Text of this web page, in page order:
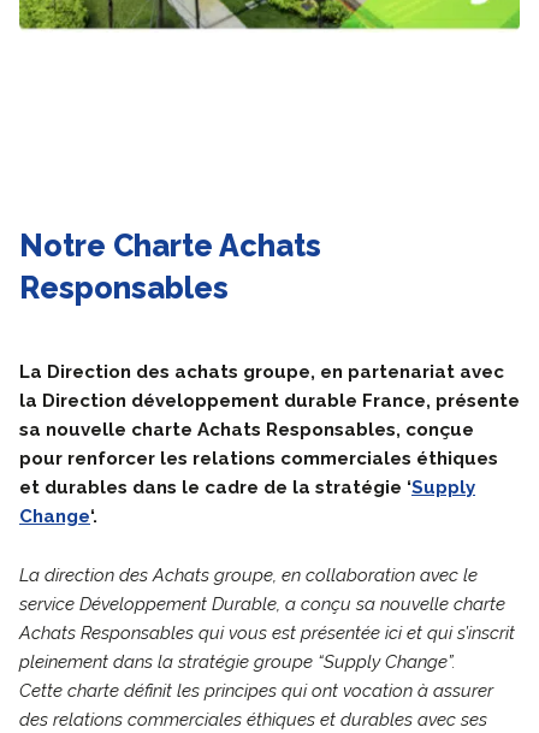
Notre Charte Achats
Responsables
La Direction des achats groupe, en partenariat avec
la Direction développement durable France, présente
sa nouvelle charte Achats Responsables, conçue
pour renforcer les relations commerciales éthiques
et durables dans le cadre de la stratégie ‘Supply
Change‘.
La direction des Achats groupe, en collaboration avec le
service Développement Durable, a conçu sa nouvelle charte
Achats Responsables qui vous est présentée ici et qui s’inscrit
pleinement dans la stratégie groupe “Supply Change”.
Cette charte définit les principes qui ont vocation à assurer
des relations commerciales éthiques et durables avec ses